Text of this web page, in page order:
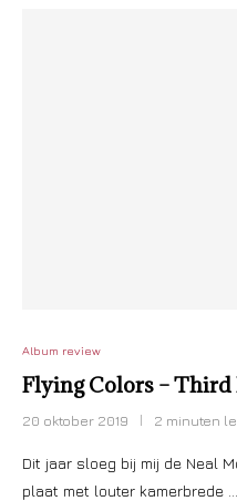
Album review
Flying Colors – Third
20 oktober 2019 2 minuten
Dit jaar sloeg bij mij de Neal
plaat met louter kamerbrede …